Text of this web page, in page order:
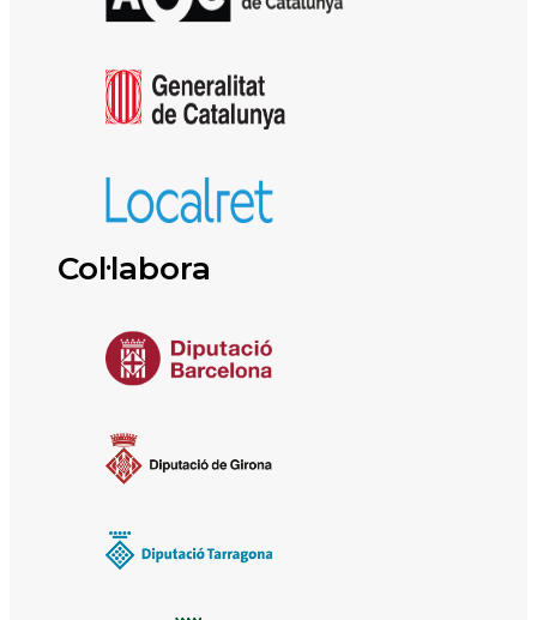
Col·labora